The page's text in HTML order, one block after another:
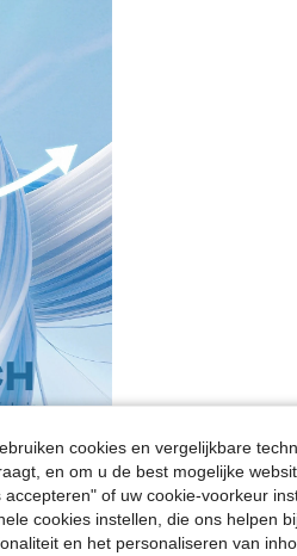
cookies en vergelijkbare
en om u de best mogelijke
accepteren" of uw cookie-voorkeur
cookies instellen, die ons helpen
en het personaliseren van